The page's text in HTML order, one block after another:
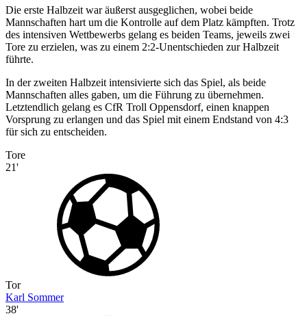
Die erste Halbzeit war äußerst ausgeglichen, wobei beide
Mannschaften hart um die Kontrolle auf dem Platz kämpften. Trotz
des intensiven Wettbewerbs gelang es beiden Teams, jeweils zwei
Tore zu erzielen, was zu einem 2:2-Unentschieden zur Halbzeit
führte.
In der zweiten Halbzeit intensivierte sich das Spiel, als beide
Mannschaften alles gaben, um die Führung zu übernehmen.
Letztendlich gelang es CfR Troll Oppensdorf, einen knappen
Vorsprung zu erlangen und das Spiel mit einem Endstand von 4:3
für sich zu entscheiden.
Tore
21'
Tor
Karl Sommer
38'